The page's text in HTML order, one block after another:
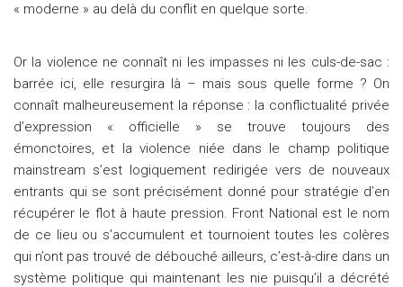
« moderne » au delà du conflit en quelque sorte.
Or la violence ne connaît ni les impasses ni les culs-de-sac :
barrée ici, elle resurgira là – mais sous quelle forme ? On
connaît malheureusement la réponse : la conflictualité privée
d’expression « officielle » se trouve toujours des
émonctoires, et la violence niée dans le champ politique
mainstream s’est logiquement redirigée vers de nouveaux
entrants qui se sont précisément donné pour stratégie d’en
récupérer le flot à haute pression. Front National est le nom
de ce lieu ou s’accumulent et tournoient toutes les colères
qui n’ont pas trouvé de débouché ailleurs, c’est-à-dire dans un
système politique qui maintenant les nie puisqu’il a décrété